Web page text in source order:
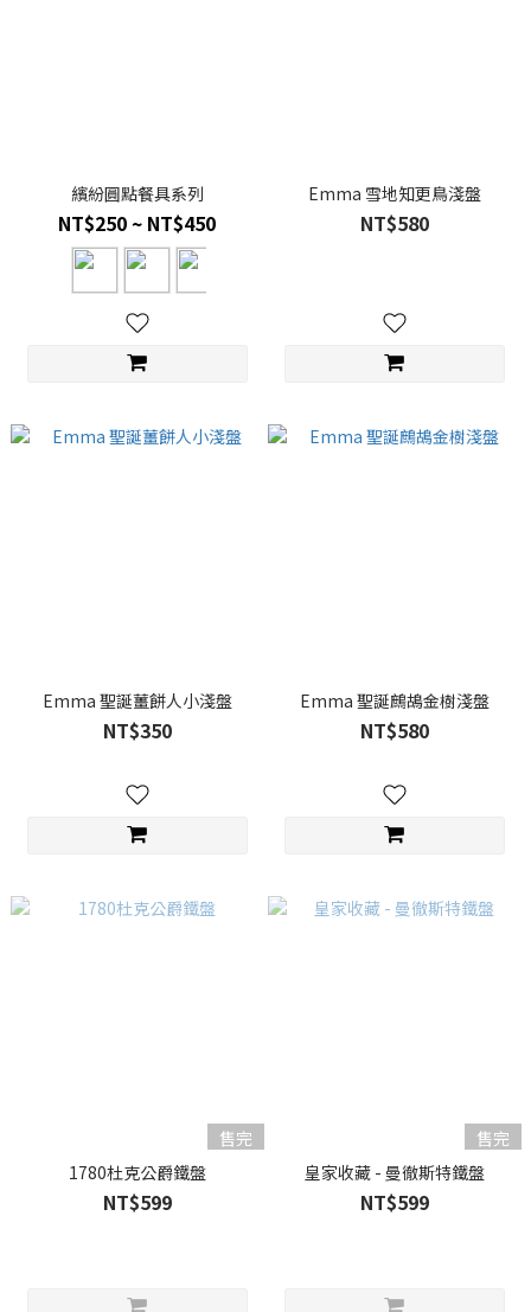
繽紛圓點餐具系列
NT$250 ~ NT$450
Emma 雪地知更鳥淺盤
NT$580
Emma 聖誕薑餅人小淺盤
NT$350
Emma 聖誕鷓鴣金樹淺盤
NT$580
售完
1780杜克公爵鐵盤
NT$599
售完
皇家收藏 - 曼徹斯特鐵盤
NT$599